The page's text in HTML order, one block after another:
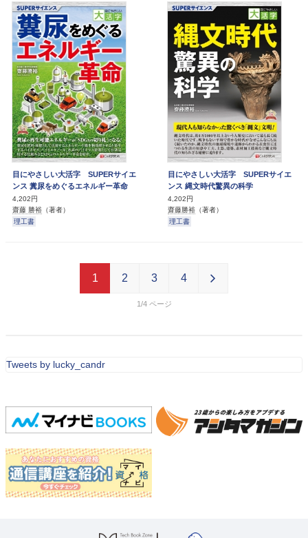
目にやさしい大活字 SUPERサイエ
ンス 糞尿をめぐるエネルギー革命
4,202円
齋藤 勝裕 （著者）
理工書
目にやさしい大活字 SUPERサイエ
ンス 縄文時代驚異の科学
4,202円
齋藤勝裕 （著者）
理工書
1/4
1 2 3 4
Tweets by lucky_candr